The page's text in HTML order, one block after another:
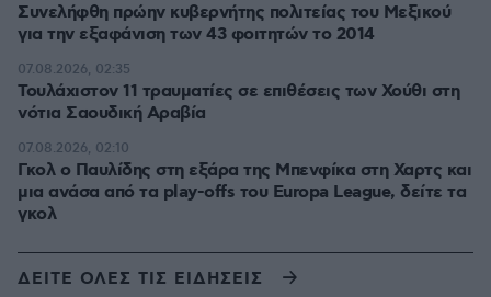
Συνελήφθη πρώην κυβερνήτης πολιτείας του Μεξικού
για την εξαφάνιση των 43 φοιτητών το 2014
Τουλάχιστον 11 τραυματίες σε επιθέσεις των Χούθι στη
νότια Σαουδική Αραβία
07.08.2026, 02:35
Γκολ ο Παυλίδης στη εξάρα της Μπενφίκα στη Χαρτς και
μια ανάσα από τα play-offs του Europa League, δείτε τα
γκολ
07.08.2026, 02:10
ΔΕΙΤΕ ΟΛΕΣ ΤΙΣ ΕΙΔΗΣΕΙΣ